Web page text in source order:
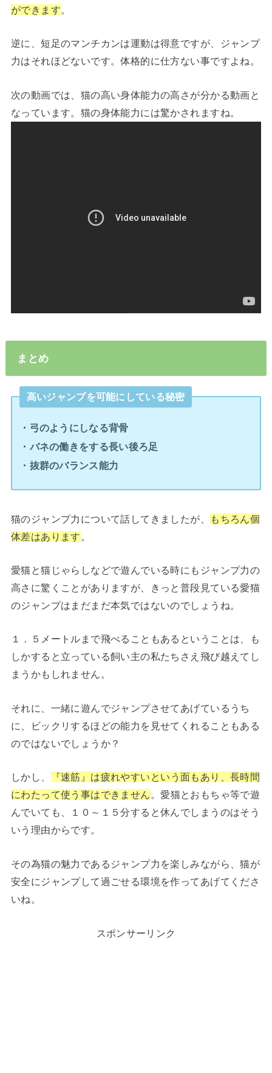
ができます。
逆に、短足のマンチカンは運動は得意ですが、ジャンプ
力はそれほどないです。体格的に仕方ない事ですよね。
次の動画では、猫の高い身体能力の高さが分かる動画と
なっています。猫の身体能力には驚かされますね。
まとめ
高いジャンプを可能にしている秘密
・弓のようにしなる背骨
・バネの働きをする長い後ろ足
・抜群のバランス能力
猫のジャンプ力について話してきましたが、
もちろん個
体差はあります 。
愛猫と猫じゃらしなどで遊んでいる時にもジャンプ力の
高さに驚くことがありますが、きっと普段見ている愛猫
のジャンプはまだまだ本気ではないのでしょうね。
１．５メートルまで飛べることもあるということは、も
しかすると立っている飼い主の私たちさえ飛び越えてし
まうかもしれません。
それに、一緒に遊んでジャンプさせてあげているうち
に、ビックリするほどの能力を見せてくれることもある
のではないでしょうか？
しかし
『速筋』は疲れやすいという面もあり、長時間
にわたって使う事はできません 。愛猫とおもちゃ等で遊
んでいても、１０～１５分すると休んでしまうのはそう
いう理由からです。
その為猫の魅力であるジャンプ力を楽しみながら、猫が
安全にジャンプして過ごせる環境を作ってあげてくださ
いね。
スポンサーリンク